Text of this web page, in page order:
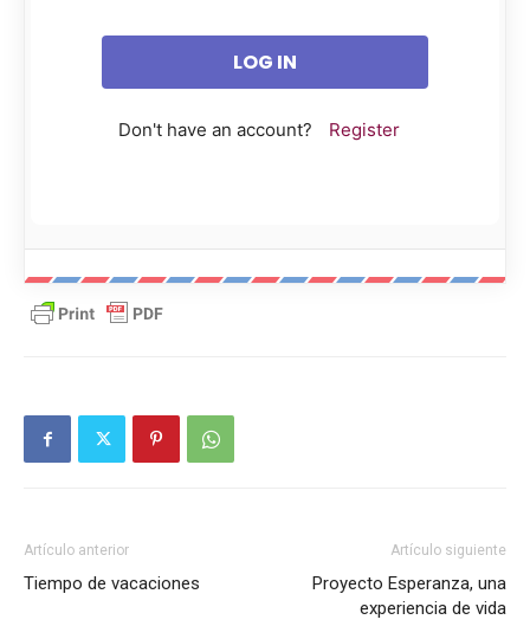
Don't have an account? Register
Artículo anterior
Tiempo de vacaciones
Artículo siguiente
Proyecto Esperanza, una
experiencia de vida